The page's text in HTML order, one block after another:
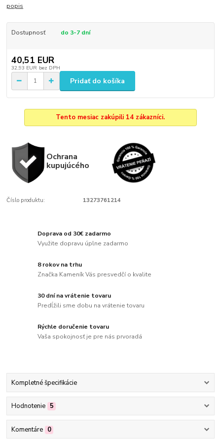
popis
Dostupnosť do 3-7 dní
40,51 EUR
32,93 EUR bez DPH
Pridať do košíka
Tento mesiac zakúpili 14 zákazníci.
Ochrana
kupujúcého
Číslo produktu: 13273761214
Doprava od 30€ zadarmo
Využite dopravu úplne zadarmo
8 rokov na trhu
Značka Kameník Vás presvedčí o kvalite
30 dní na vrátenie tovaru
Predĺžili sme dobu na vrátenie tovaru
Rýchle doručenie tovaru
Vaša spokojnosť je pre nás prvoradá
Kompletné špecifikácie
Hodnotenie 5
Komentáre 0